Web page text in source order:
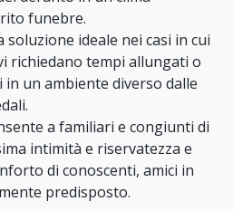
funebre.
soluzione ideale nei casi in cui
richiedano tempi allungati o
in un ambiente diverso dalle
a familiari e congiunti di
intimità e riservatezza e
di conoscenti, amici in
predisposto.